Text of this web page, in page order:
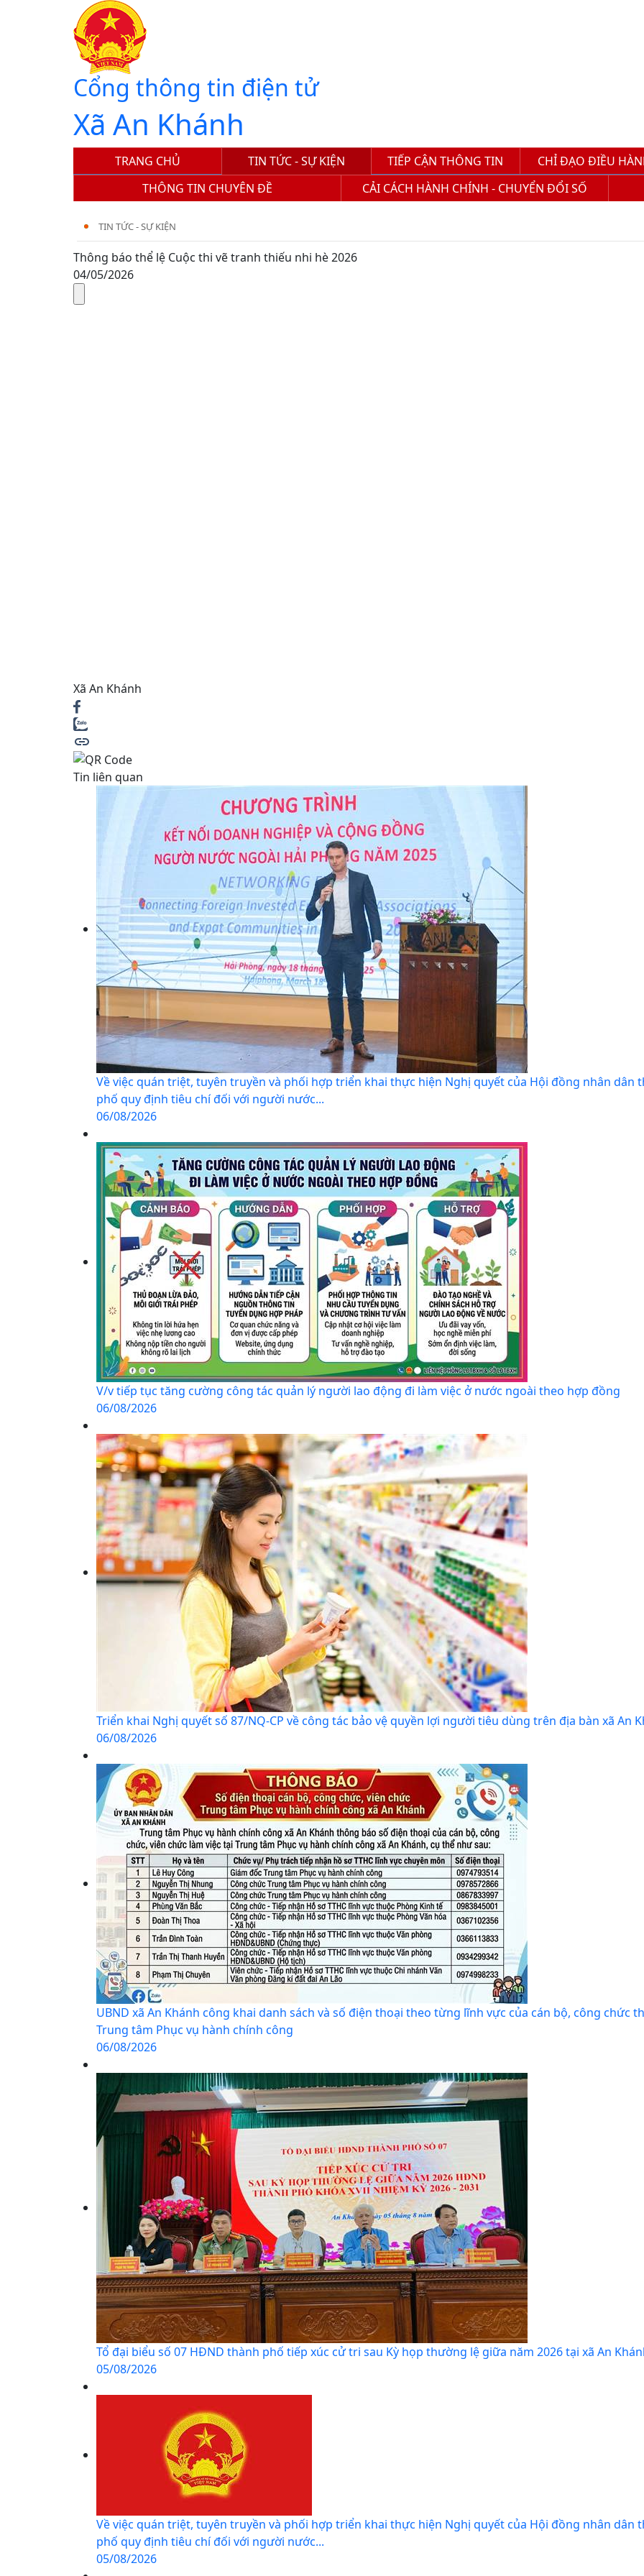
Cổng thông tin điện tử
Xã An Khánh
TRANG CHỦ TIN TỨC - SỰ KIỆN TIẾP CẬN THÔNG TIN CHỈ ĐẠO ĐIỀU
THÔNG TIN CHUYÊN ĐỀ
CẢI CÁCH HÀNH CHÍNH - CHUYỂN ĐỔI SỐ
TIN TỨC - SỰ KIỆN
Thông báo thể lệ Cuộc thi vẽ tranh thiếu nhi hè 2026
04/05/2026
Xã An Khánh
Tin liên quan
Về việc quán triệt, tuyên truyền và phối hợp triển khai thực hiện Nghị quyết của Hội đồng nhân dân
phố quy định tiêu chí đối với người nước...
06/08/2026
V/v tiếp tục tăng cường công tác quản lý người lao động đi làm việc ở nước ngoài theo hợp đồng
06/08/2026
Triển khai Nghị quyết số 87/NQ-CP về công tác bảo vệ quyền lợi người tiêu dùng trên địa bàn xã An
06/08/2026
UBND xã An Khánh công khai danh sách và số điện thoại theo từng lĩnh vực của cán bộ, công chức
Trung tâm Phục vụ hành chính công
06/08/2026
Tổ đại biểu số 07 HĐND thành phố tiếp xúc cử tri sau Kỳ họp thường lệ giữa năm 2026 tại xã An
05/08/2026
Về việc quán triệt, tuyên truyền và phối hợp triển khai thực hiện Nghị quyết của Hội đồng nhân dân
phố quy định tiêu chí đối với người nước...
05/08/2026